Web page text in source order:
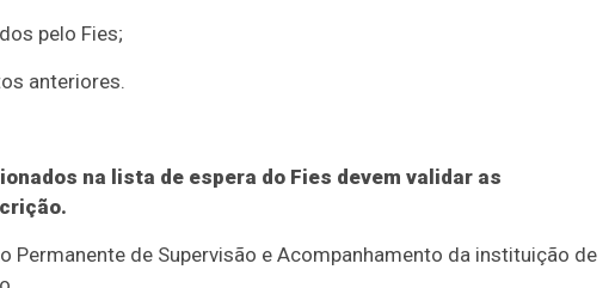
pelo Fies;
anteriores.
na lista de espera do Fies devem validar as
Permanente de Supervisão e Acompanhamento da instituição de